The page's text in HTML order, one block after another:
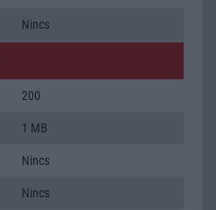
Nincs
200
1 MB
Nincs
Nincs